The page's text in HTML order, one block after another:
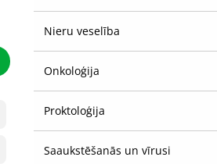
Nieru veselība
Onkoloģija
Proktoloģija
Saaukstēšanās un vīrusi